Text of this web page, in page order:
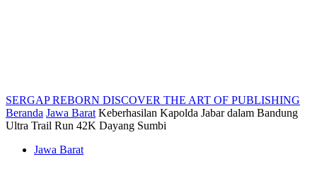
SERGAP REBORN DISCOVER THE ART OF PUBLISHING
Beranda Jawa Barat Keberhasilan Kapolda Jabar dalam Bandung
Ultra Trail Run 42K Dayang Sumbi
Jawa Barat